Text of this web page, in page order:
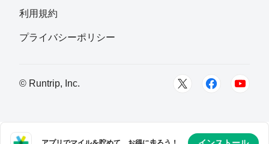
利用規約
プライバシーポリシー
© Runtrip, Inc.